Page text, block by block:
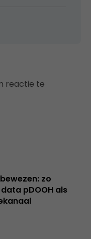
reactie te
zo
pDOOH als